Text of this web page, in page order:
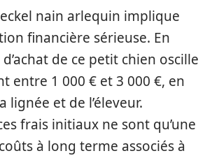
nain arlequin implique
financière sérieuse. En
de ce petit chien oscille
entre 1 000 € et 3 000 €, en
lignée et de l’éleveur.
frais initiaux ne sont qu’une
à long terme associés à